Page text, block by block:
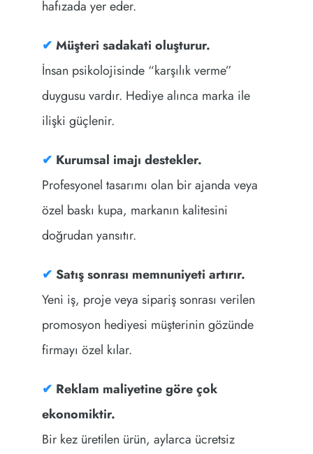
hafızada yer eder.
✔ Müşteri sadakati oluşturur.
İnsan psikolojisinde “karşılık verme”
duygusu vardır. Hediye alınca marka ile
ilişki güçlenir.
✔ Kurumsal imajı destekler.
Profesyonel tasarımı olan bir ajanda veya
özel baskı kupa, markanın kalitesini
doğrudan yansıtır.
✔ Satış sonrası memnuniyeti artırır.
Yeni iş, proje veya sipariş sonrası verilen
promosyon hediyesi müşterinin gözünde
firmayı özel kılar.
✔ Reklam maliyetine göre çok
ekonomiktir.
Bir kez üretilen ürün, aylarca ücretsiz